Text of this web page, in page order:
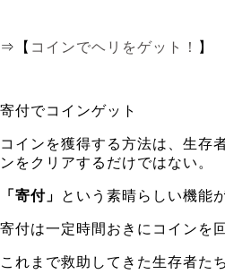
⇒【 コインでヘリをゲット！ 】
寄付でコインゲット
コインを獲得する方法は、生存
ンをクリアするだけではない。
「寄付」 という素晴らしい機能
寄付は一定時間おきにコインを
これまで救助してきた生存者た